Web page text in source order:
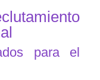
para el